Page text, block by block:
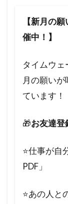
【新月の
催中！】
タイムウ
月の願い
ています！
🎁お友達登
⭐️仕事が自
PDF」
⭐️あの人と